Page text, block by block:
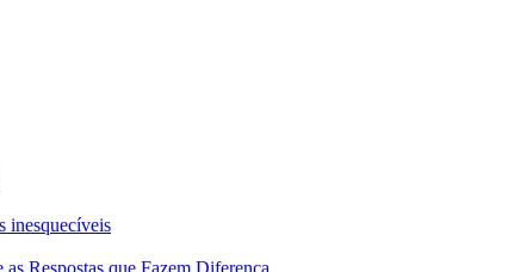
inesquecíveis
Respostas que Fazem Diferença